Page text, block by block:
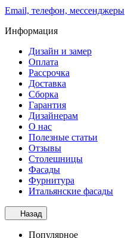
Email, телефон, мессенджеры
Информация
Дизайн и замер
Оплата
Рассрочка
Доставка
Сборка
Гарантия
Дизайнерам
О нас
Полезные статьи
Отзывы
Столешницы
Фасады
Фурнитура
Итальянские фасады
Назад
Популярное